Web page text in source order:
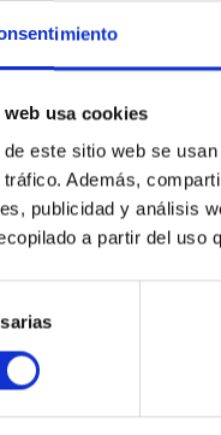
web usa cookies
este sitio web se
Además,
publicidad y análisis
a partir del uso
ABOUT THE IAC
Legislation
Transparency
Code of ethics and